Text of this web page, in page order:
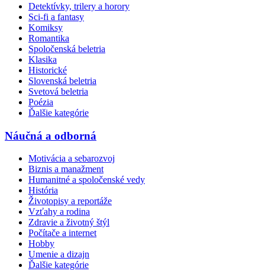
Detektívky, trilery a horory
Sci-fi a fantasy
Komiksy
Romantika
Spoločenská beletria
Klasika
Historické
Slovenská beletria
Svetová beletria
Poézia
Ďalšie kategórie
Náučná a odborná
Motivácia a sebarozvoj
Biznis a manažment
Humanitné a spoločenské vedy
História
Životopisy a reportáže
Vzťahy a rodina
Zdravie a životný štýl
Počítače a internet
Hobby
Umenie a dizajn
Ďalšie kategórie